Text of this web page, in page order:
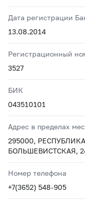
Дата регистрации
13.08.2014
Регистрационный
3527
БИК
043510101
Адрес в пределах
295000,
БОЛЬШЕВИСТСКАЯ,
Номер телефона
+7(3652) 548-905